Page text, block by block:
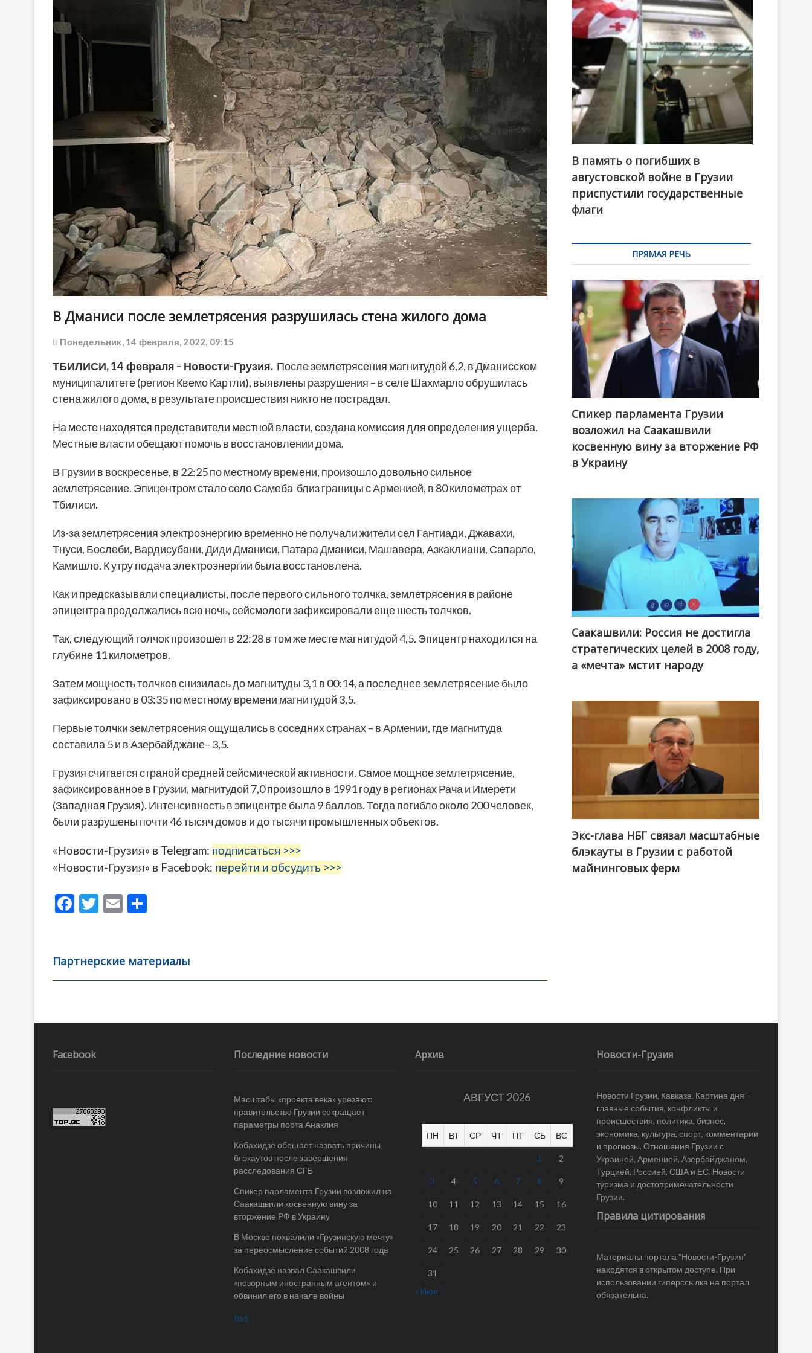
o
n
В Дманиси после землетрясения разрушилась стена жилого дома
Понедельник, 14 февраля, 2022, 09:15
ТБИЛИСИ, 14 февраля – Новости-Грузия. После землетрясения магнитудой 6,2, в Дманисском
муниципалитете (регион Квемо Картли), выявлены разрушения – в селе Шахмарло обрушилась
стена жилого дома, в результате происшествия никто не пострадал.
На месте находятся представители местной власти, создана комиссия для определения ущерба.
Местные власти обещают помочь в восстановлении дома.
В Грузии в воскресенье, в 22:25 по местному времени, произошло довольно сильное
землетрясение. Эпицентром стало село Самеба близ границы с Арменией, в 80 километрах от
Тбилиси.
Из-за землетрясения электроэнергию временно не получали жители сел Гантиади, Джавахи,
Тнуси, Бослеби, Вардисубани, Диди Дманиси, Патара Дманиси, Машавера, Азкаклиани, Сапарло,
Камишло. К утру подача электроэнергии была восстановлена.
Как и предсказывали специалисты, после первого сильного толчка, землетрясения в районе
эпицентра продолжались всю ночь, сейсмологи зафиксировали еще шесть толчков.
Так, следующий толчок произошел в 22:28 в том же месте магнитудой 4,5. Эпицентр находился на
глубине 11 километров.
Затем мощность толчков снизилась до магнитуды 3,1 в 00:14, а последнее землетрясение было
зафиксировано в 03:35 по местному времени магнитудой 3,5.
Первые толчки землетрясения ощущались в соседних странах – в Армении, где магнитуда
составила 5 и в Азербайджане– 3,5.
Грузия считается страной средней сейсмической активности. Самое мощное землетрясение,
зафиксированное в Грузии, магнитудой 7,0 произошло в 1991 году в регионах Рача и Имерети
(Западная Грузия). Интенсивность в эпицентре была 9 баллов. Тогда погибло около 200 человек,
были разрушены почти 46 тысяч домов и до тысячи промышленных объектов.
«Новости-Грузия» в Telegram: подписаться >>>
«Новости-Грузия» в Facebook: перейти и обсудить >>>
F
b
o
k
T
er
E
l
а
в
ть
Партнерские материалы
Навигация
записям
В память о погибших в
августовской войне в Грузии
приспустили государственные
флаги
ПРЯМАЯ РЕЧЬ
Спикер парламента Грузии
возложил на Саакашвили
косвенную вину за вторжение РФ
в Украину
Саакашвили: Россия не достигла
стратегических целей в 2008 году,
а «мечта» мстит народу
Экс-глава НБГ связал масштабные
блэкауты в Грузии с работой
майнинговых ферм
Facebook Последние новости
Масштабы «проекта века» урезают:
правительство Грузии сокращает
параметры порта Анаклия
Кобахидзе обещает назвать причины
блэкаутов после завершения
расследования СГБ
Спикер парламента Грузии возложил на
Саакашвили косвенную вину за
вторжение РФ в Украину
В Москве похвалили «Грузинскую мечту»
за переосмысление событий 2008 года
Кобахидзе назвал Саакашвили
«позорным иностранным агентом» и
обвинил его в начале войны
RSS
Архив
АВГУСТ 2026
ПН ВТ СР ЧТ ПТ СБ ВС
1 2
3 4 5 6 7 8 9
10 11 12 13 14 15 16
17 18 19 20 21 22 23
24 25 26 27 28 29 30
31
« Июл
Новости-Грузия
Новости Грузии, Кавказа. Картина дня –
главные события, конфликты и
происшествия, политика, бизнес,
экономика, культура, спорт, комментарии
и прогнозы. Отношения Грузии с
Украиной, Арменией, Азербайджаном,
Турцией, Россией, США и ЕС. Новости
туризма и достопримечательности
Грузии.
Правила цитирования
Материалы портала "Новости-Грузия"
находятся в открытом доступе. При
использовании гиперссылка на портал
обязательна.